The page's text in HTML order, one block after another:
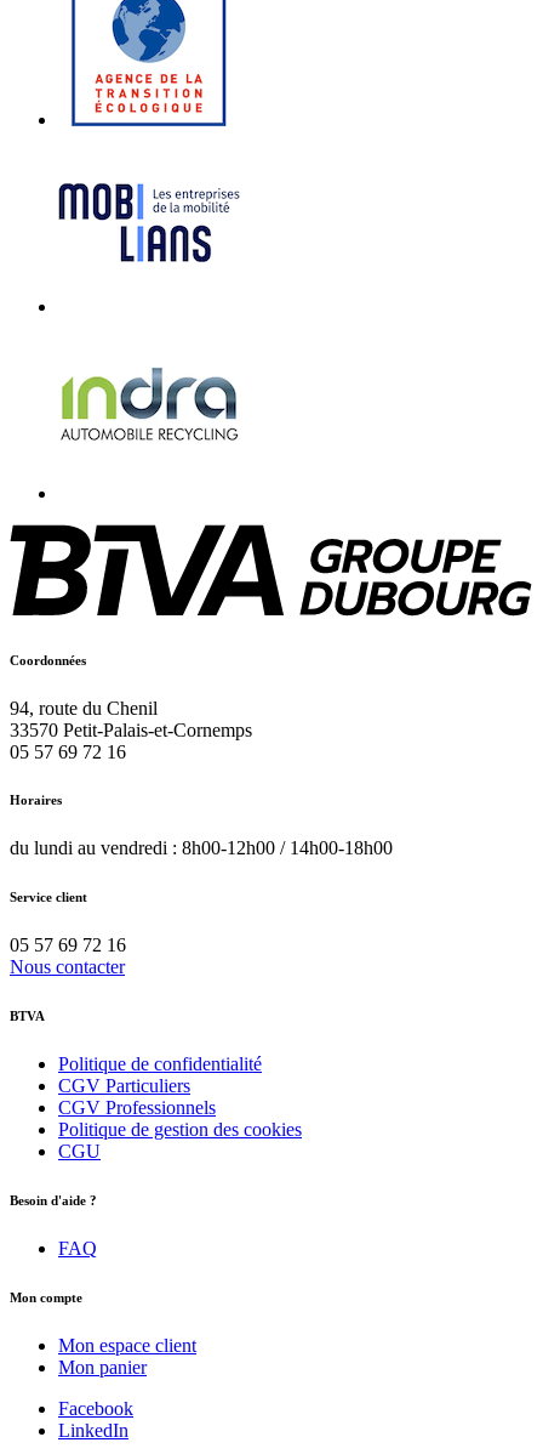
Coordonnées
94, route du Chenil
33570 Petit-Palais-et-Cornemps
05 57 69 72 16
Horaires
du lundi au vendredi : 8h00-12h00 / 14h00-18h00
Service client
05 57 69 72 16
Nous contacter
BTVA
Politique de confidentialité
CGV Particuliers
CGV Professionnels
Politique de gestion des cookies
CGU
Besoin d'aide ?
FAQ
Mon compte
Mon espace client
Mon panier
Facebook
LinkedIn